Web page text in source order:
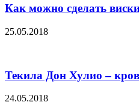
Как можно сделать
25.05.2018
Текила Дон Хулио –
24.05.2018